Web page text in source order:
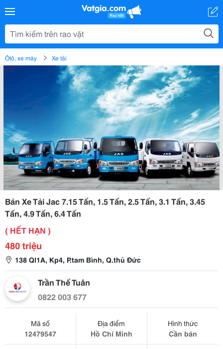
Ôtô, xe máy Xe tải
Bán Xe Tải Jac 7.15 Tấn, 1.5 Tấn, 2.5 Tấn, 3.1 Tấn, 3.45
Tấn, 4.9 Tấn, 6.4 Tấn
( HẾT HẠN )
480 triệu
138 Ql1A, Kp4, P.tam Bình, Q.thủ Đức
Trần Thế Tuân
0822 003 677
Mã số
12479547
Địa điểm
Hồ Chí Minh
Hình thức
Cần bán